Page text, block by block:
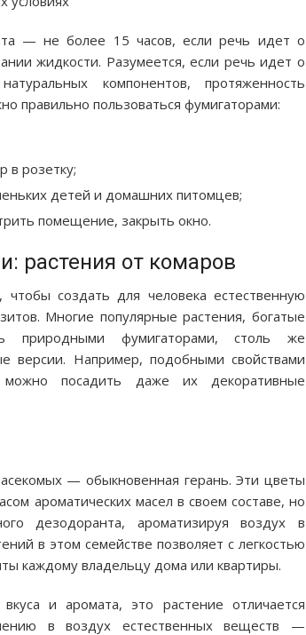
— не более 15 часов, если речь идет о
жидкости. Разумеется, если речь идет о
компонентов, протяженность
правильно пользоваться фумигаторами:
в розетку;
детей и домашних питомцев;
помещение, закрыть окно.
растения от комаров
создать для человека естественную
Многие популярные растения, богатые
природными фумигаторами, столь же
версии. Например, подобными свойствами
посадить даже их декоративные
— обыкновенная герань. Эти цветы
ароматических масел в своем составе, но
дезодоранта, ароматизируя воздух в
в этом семействе позволяет с легкостью
каждому владельцу дома или квартиры.
и аромата, это растение отличается
в воздух естественных веществ —